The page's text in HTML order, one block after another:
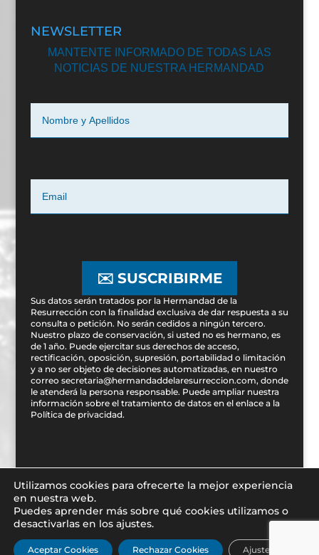
NEWSLETTER
MANTENTE INFORMADO DE TODAS LAS
NOTICIAS DE NUESTRA HERMANDAD
✉️ SUSCRIBIRME
Sus datos serán tratados por la Hermandad de la
Resurrección con la finalidad exclusiva de dar respuesta a su
consulta o petición. No serán cedidos a ningún tercero.
Nuestro plazo de conservación, si usted no es hermano, es
de 1 año. Puede ejercitar sus derechos de acceso,
rectificación, oposición, supresión, portabilidad o limitación
y a no ser objeto de decisiones automatizadas, en nuestro
correo secretaria@hermandaddelaresurreccion.com, donde
le atenderá la persona responsable. Puede ampliar nuestra
información sobre el tratamiento de datos en el enlace a la
Política de privacidad.
Diseñado poriNova Cloud. 2019 © Todos los derechos
reservados.| Política de Privacidad y Aviso legal|
Utilizamos cookies para ofrecerte la mejor experiencia
en nuestra web.
Puedes aprender más sobre qué cookies utilizamos o
desactivarlas en los ajustes.
Aceptar Cookies Rechazar Cookies Ajustes